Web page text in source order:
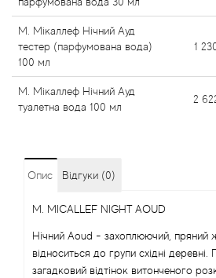
М. Мікаллеф Нічний Ауд
тестер (парфумована вода)
100 мл
1
М. Мікаллеф Нічний Ауд
туалетна вода 100 мл
2
Опис Відгуки (0)
M. MICALLEF NIGHT AOUD
Нічний Aoud - захоплюючий, пряний
відноситься до групи східні
загадковий відтінок витонченого
Al Haramain
Al Jazeera
Alaia Paris
Alexandre J
Alfred Dunhill